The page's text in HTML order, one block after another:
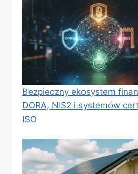
Bezpieczny ekosystem
DORA, NIS2 i systemów
ISO